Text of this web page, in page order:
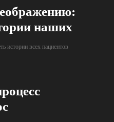
наших
истории всех пациентов